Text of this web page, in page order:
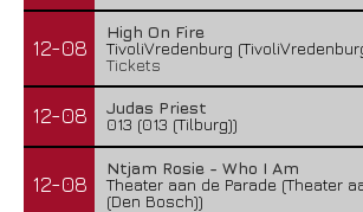
12-08
High On Fire
TivoliVredenburg
Tickets
12-08
Judas Priest
013 (013 (Tilburg))
12-08
Ntjam Rosie - Who I Am
Theater aan de Parade (Theater
(Den Bosch))